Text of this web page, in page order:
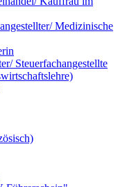
Medizinische
Steuerfachangestellte